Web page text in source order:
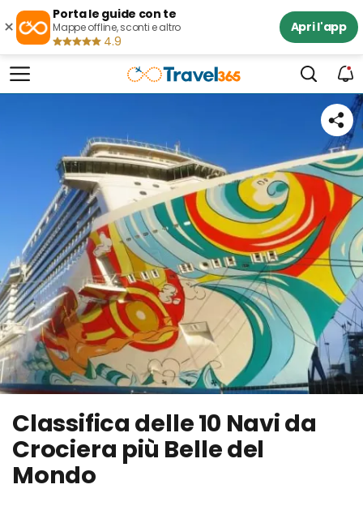
×
Porta le guide con te
Mappe offline, sconti e altro
4.9
Apri l'app
Classifica delle 10 Navi da
Crociera più Belle del
Mondo